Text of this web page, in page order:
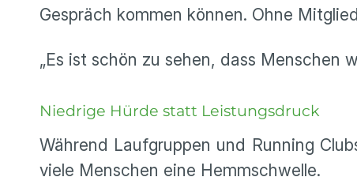
Gespräch kommen können. Ohne
„Es ist schön zu sehen, dass Menschen
Niedrige Hürde statt Leistungsdruck
Während Laufgruppen und Running
viele Menschen eine Hemmschwelle.